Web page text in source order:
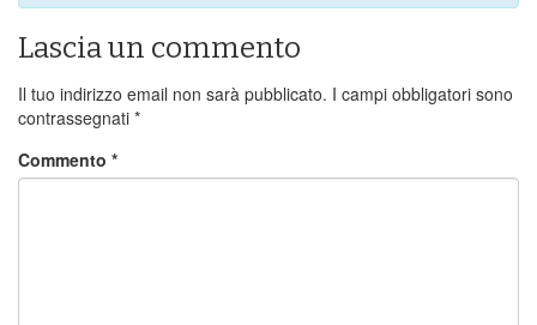
Lascia un commento
Il tuo indirizzo email non sarà pubblicato. I campi obbligatori sono
contrassegnati *
Commento *